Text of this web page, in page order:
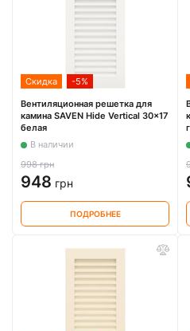
Скидка -5%
Вентиляционная решетка для
камина SAVEN Hide Vertical 30x17
белая
В наличии
998 грн
948 грн
ПОДРОБНЕЕ